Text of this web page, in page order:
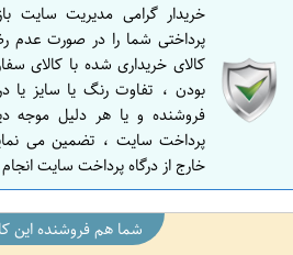
خریدار گرامی مدیریت سایت
پرداختی شما را در صورت عدم
کالای خریداری شده با کالای
بودن ، تفاوت رنگ یا سایز یا
فروشنده و یا هر دلیل موجه
پرداخت سایت ، تضمین می
خارج از درگاه پرداخت سایت
شما هم فروشنده این